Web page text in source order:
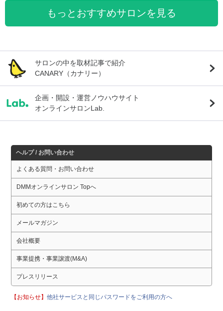
もっとおすすめサロンを見る
サロンの中を取材記事で紹介
CANARY（カナリー）
企画・開設・運営ノウハウサイト
オンラインサロンLab.
ヘルプ / お問い合わせ
よくある質問・お問い合わせ
DMMオンラインサロン Topへ
初めての方はこちら
メールマガジン
会社概要
事業提携・事業譲渡(M&A)
プレスリリース
【お知らせ】他社サービスと同じパスワードをご利用の方へ